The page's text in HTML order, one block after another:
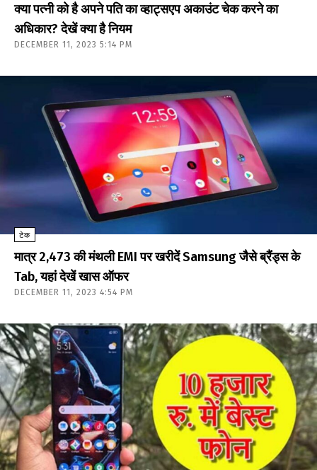
क्या पत्नी को है अपने पति का व्हाट्सएप अकाउंट चेक करने का
अधिकार? देखें क्या है नियम
DECEMBER 11, 2023 5:14 PM
टेक
मात्र ₹2,473 की मंथली EMI पर खरीदें Samsung जैसे ब्रैंड्स के
Tab, यहां देखें खास ऑफर
DECEMBER 11, 2023 4:54 PM